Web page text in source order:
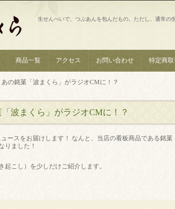
生せんべいで、つぶあんを包んだもの。ただし、通常の
商品一覧 アクセス お問い合わせ 特定商
あの銘菓「波まくら」がラジオCMに！？
波まくら」がラジオCMに！？
ースをお届けします！ なんと、当店の看板商品である銘菓
りました！
こし）を少しだけご紹介します。